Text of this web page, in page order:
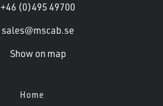
+46 (0)495 49700
sales@mscab.se
Show on map
Home